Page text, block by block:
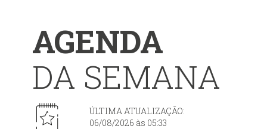
AGENDA
DA SEMANA
ÚLTIMA ATUALIZAÇÃO:
06/08/2026 às 05:33